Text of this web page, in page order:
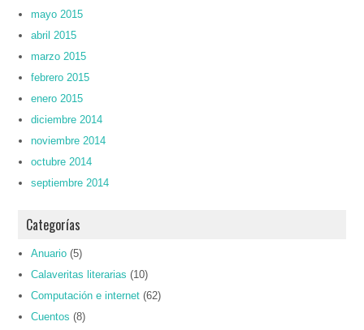
mayo 2015
abril 2015
marzo 2015
febrero 2015
enero 2015
diciembre 2014
noviembre 2014
octubre 2014
septiembre 2014
Categorías
Anuario (5)
Calaveritas literarias (10)
Computación e internet (62)
Cuentos (8)